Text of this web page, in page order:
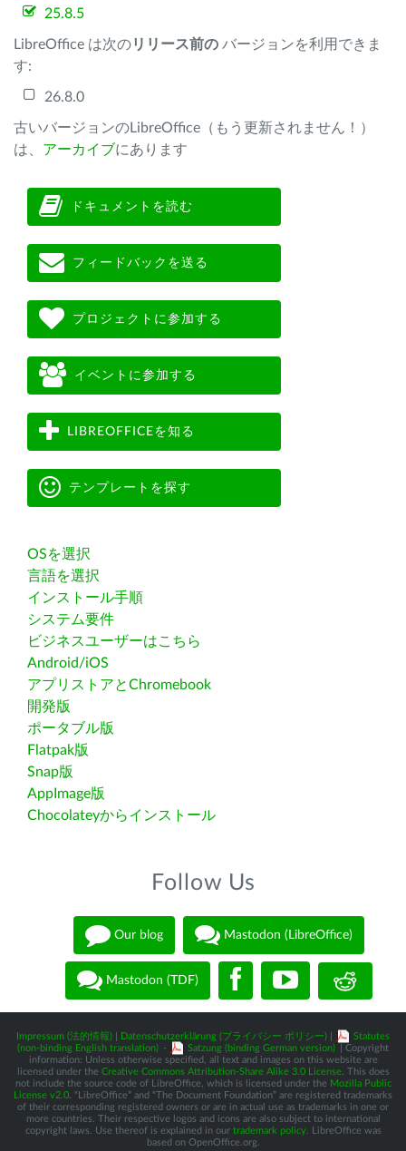
25.8.5
LibreOffice は次のリリース前の バージョンを利用できま
す:
26.8.0
古いバージョンのLibreOffice（もう更新されません！）
は、 アーカイブにあります
ドキュメントを読む
フィードバックを送る
プロジェクトに参加する
イベントに参加する
LIBREOFFICEを知る
テンプレートを探す
OSを選択
言語を選択
インストール手順
システム要件
ビジネスユーザーはこちら
Android/iOS
アプリストアとChromebook
開発版
ポータブル版
Flatpak版
Snap版
AppImage版
Chocolateyからインストール
Follow Us
Our blog Mastodon (LibreOffice)
Mastodon (TDF)
Impressum (法的情報) Datenschutzerklärung (プライバシー ポリシー)
Statutes
(non-binding English translation) - Satzung (binding German version)
| Copyright
information: Unless otherwise specified, all text and images on this website are
licensed under the Creative Commons Attribution-Share Alike 3.0 License. This does
not include the source code of LibreOffice, which is licensed under the Mozilla Public
License v2.0 . “LibreOffice” and “The Document Foundation” are registered trademarks
of their corresponding registered owners or are in actual use as trademarks in one or
more countries. Their respective logos and icons are also subject to international
copyright laws. Use thereof is explained in our trademark policy. LibreOffice was
based on OpenOffice.org.